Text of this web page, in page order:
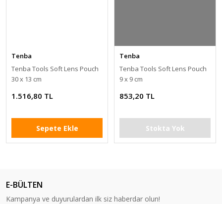
Tenba
Tenba Tools Soft Lens Pouch
30 x 13 cm
1.516,80 TL
Sepete Ekle
Tenba
Tenba Tools Soft Lens Pouch
9 x 9 cm
853,20 TL
Stokta Yok
E-BÜLTEN
Kampanya ve duyurulardan ilk siz haberdar olun!